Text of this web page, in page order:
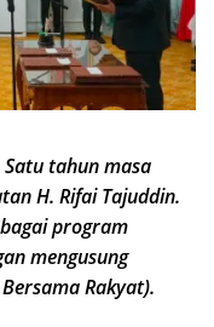
Satu tahun masa
H. Rifai Tajuddin.
program
mengusung
Rakyat).